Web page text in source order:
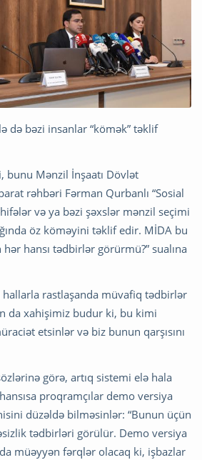
də bəzi insanlar “kömək” təklif
bunu Mənzil İnşaatı Dövlət
rəhbəri Fərman Qurbanlı “Sosial
və ya bəzi şəxslər mənzil seçimi
öz köməyini təklif edir. MİDA bu
hər hansı tədbirlər görürmü?” sualına
rastlaşanda müvafiq tədbirlər
da xahişimiz budur ki, bu kimi
etsinlər və biz bunun qarşısını
görə, artıq sistemi elə hala
proqramçılar demo versiya
düzəldə bilməsinlər: “Bunun üçün
tədbirləri görülür. Demo versiya
müəyyən fərqlər olacaq ki, işbazlar